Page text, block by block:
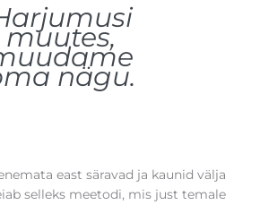
muutes,
nägu.
east säravad ja kaunid välja
selleks meetodi, mis just temale